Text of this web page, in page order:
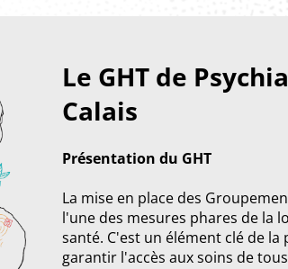
Le GHT de
Calais
Présentation du GHT
La mise en place des
l'une des mesures phares de la
santé. C'est un élément clé de
garantir l'accès aux soins de